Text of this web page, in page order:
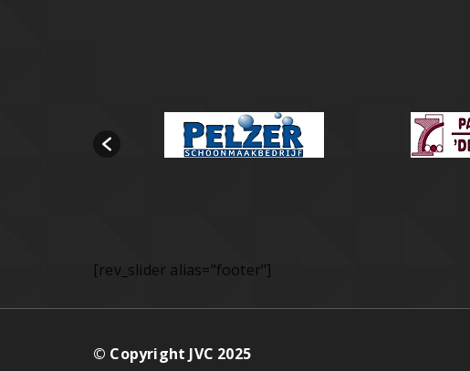
[rev_slider alias="footer"]
© Copyright JVC 2025